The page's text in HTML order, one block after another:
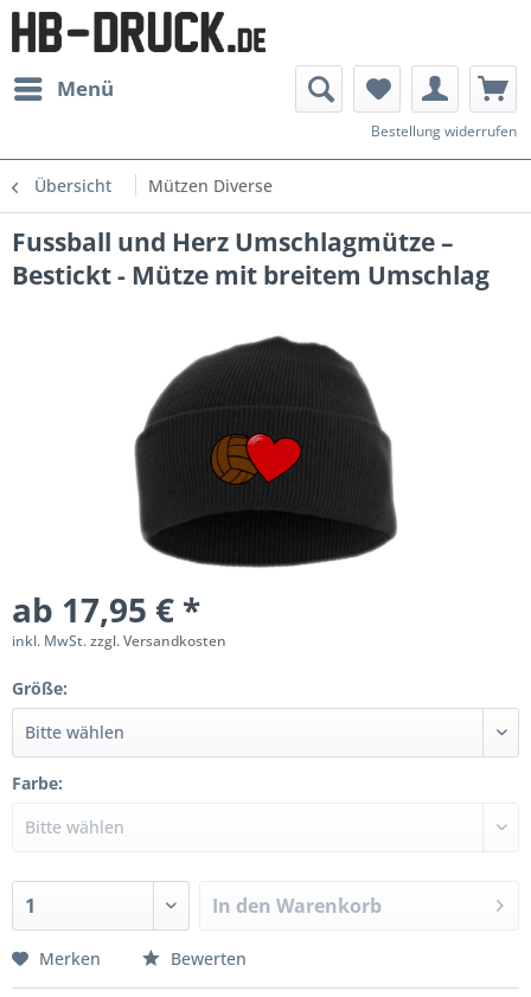
Menü
Bestellung widerrufen
Übersicht Mützen Diverse
Fussball und Herz Umschlagmütze –
Bestickt - Mütze mit breitem Umschlag
ab 17,95 € *
inkl. MwSt.zzgl. Versandkosten
Größe:
Farbe:
In den Warenkorb
Merken Bewerten